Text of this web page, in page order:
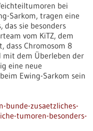
bei
Sarkom, tragen eine
das sie besonders
vom KiTZ, dem
dass Chromosom 8
mit dem Überleben der
eine neue
Ewing-Sarkom sein
zusaetzliches-
tumoren-besonders-